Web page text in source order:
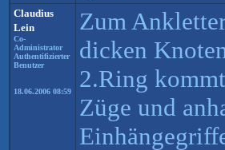
Claudius
Lein
Co-
Administrator
Authentifizierter
Benutzer
18.06.2006 08:59
Zum
dicken
2.Ring
Züge und